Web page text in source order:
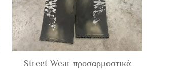
Street Wear προσαρμοστικά